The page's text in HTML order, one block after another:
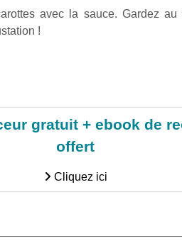
avec la sauce. Gardez au
!
gratuit + ebook de
offert
Cliquez ici